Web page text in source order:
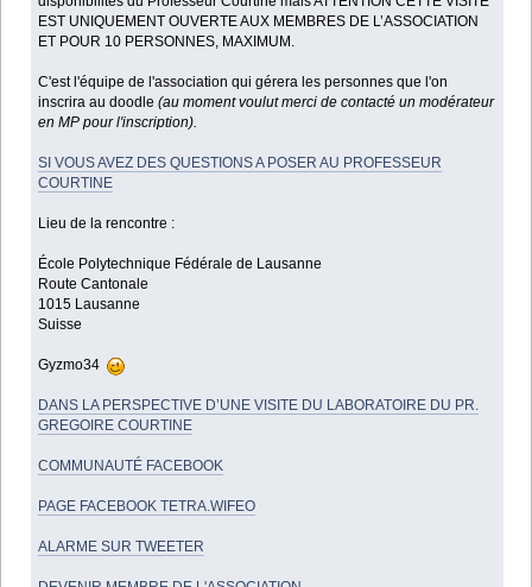
EST UNIQUEMENT OUVERTE AUX MEMBRES DE L’ASSOCIATION
ET POUR 10 PERSONNES, MAXIMUM.
C'est l'équipe de l'association qui gérera les personnes que l'on
inscrira au doodle (au moment voulut merci de contacté un modérateur
en MP pour l'inscription).
SI VOUS AVEZ DES QUESTIONS A POSER AU PROFESSEUR
COURTINE
Lieu de la rencontre :
École Polytechnique Fédérale de Lausanne
Route Cantonale
1015 Lausanne
Suisse
Gyzmo34
DANS LA PERSPECTIVE D’UNE VISITE DU LABORATOIRE DU PR.
GREGOIRE COURTINE
COMMUNAUTÉ FACEBOOK
PAGE FACEBOOK TETRA.WIFEO
ALARME SUR TWEETER